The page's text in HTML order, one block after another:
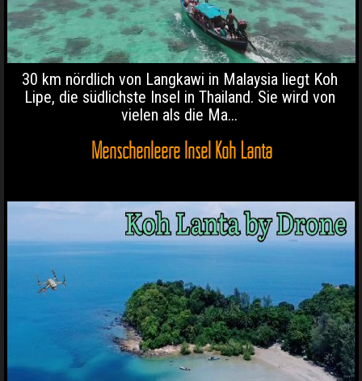
30 km nördlich von Langkawi in Malaysia liegt Koh
Lipe, die südlichste Insel in Thailand. Sie wird von
vielen als die Ma...
Menschenleere Insel Koh Lanta